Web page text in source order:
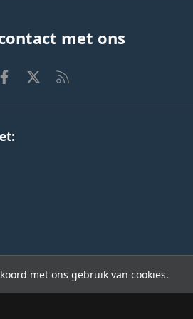
met ons
Facebook
met ons gebruik van cookies.